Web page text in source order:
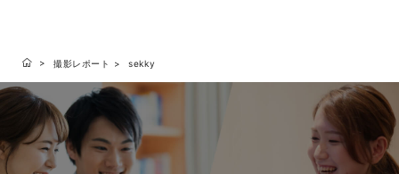
撮影レポート sekky